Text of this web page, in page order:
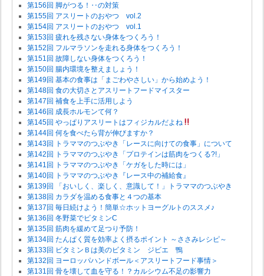
第156回 脚がつる！‥の対策
第155回 アスリートのおやつ vol.2
第154回 アスリートのおやつ vol.1
第153回 疲れを残さない身体をつくろう！
第152回 フルマラソンを走れる身体をつくろう！
第151回 故障しない身体をつくろう！
第150回 腸内環境を整えましょう！
第149回 基本の食事は「まごわやさしい」から始めよう！
第148回 食の大切さとアスリートフードマイスター
第147回 補食を上手に活用しよう
第146回 成長ホルモンて何？
第145回 やっぱりアスリートはフィジカルだよね
第144回 何を食べたら背が伸びますか？
第143回 トラママのつぶやき「レースに向けての食事」について
第142回 トラママのつぶやき「プロテインは筋肉をつくる?!」
第141回 トラママのつぶやき「ケガをした時には」
第140回 トラママのつぶやき『レース中の補給食』
第139回 「おいしく、楽しく、意識して！」トラママのつぶやき
第138回 カラダを温める食事と４つの基本
第137回 毎日続けよう！簡単☆ホットヨーグルトのススメ♪
第136回 冬野菜でビタミンC
第135回 筋肉を緩めて足つり予防！
第134回 たんぱく質を効率よく摂るポイント ～ささみレシピ～
第133回 ビタミンＢは美のビタミン ジビエ 鴨
第132回 ヨーロッパハンドボール＜アスリートフード事情＞
第131回 骨を壊して血を守る！？カルシウム不足の影響力